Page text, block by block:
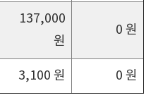
137,000
원
0 원
3,100 원 0 원